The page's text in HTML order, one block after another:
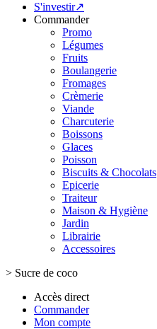
S'investir↗
Commander
Promo
Légumes
Fruits
Boulangerie
Fromages
Crèmerie
Viande
Charcuterie
Boissons
Glaces
Poisson
Biscuits & Chocolats
Epicerie
Traiteur
Maison & Hygiène
Jardin
Librairie
Accessoires
> Sucre de coco
Accès direct
Commander
Mon compte